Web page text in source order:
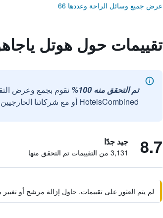
عرض جميع وسائل الراحة وعددها 66
تقييمات حول هوتل
تم التحقق منه 100%
نقوم بجمع وعرض
HotelsCombined أو مع شركائنا الخارجيين الموثوقين.
8.7 جيد جدًا
3,131 من التقييمات تم التحقق منها
لم يتم العثور على تقييمات. حاول إزالة مرشح أو